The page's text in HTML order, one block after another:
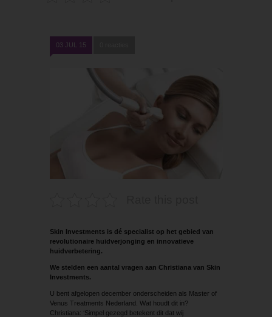
03 JUL 15
Skin Investments is dé specialist op het gebied van
revolutionaire huidverjonging en innovatieve
huidverbetering.
We stelden een aantal vragen aan Christiana van Skin
Investments.
U bent afgelopen december onderscheiden als Master of
Venus Treatments Nederland. Wat houdt dit in?
Christiana: ‘Simpel gezegd betekent dit dat wij